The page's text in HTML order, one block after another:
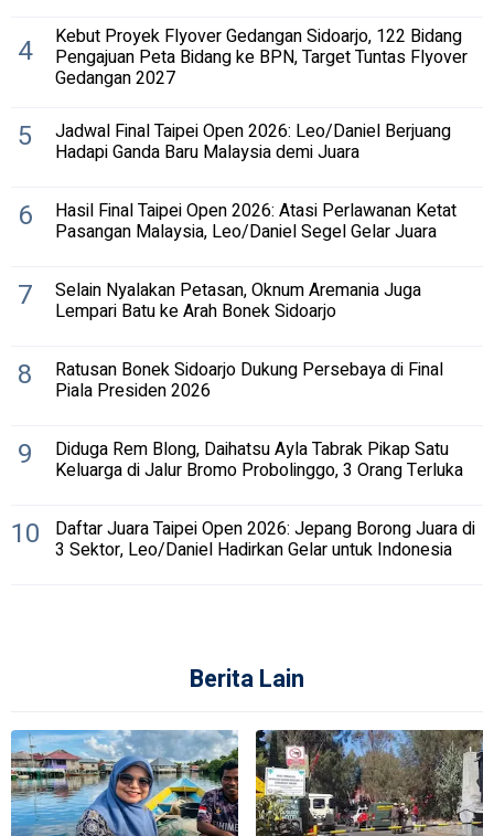
4 Kebut Proyek Flyover Gedangan Sidoarjo, 122 Bidang
Pengajuan Peta Bidang ke BPN, Target Tuntas Flyover
Gedangan 2027
5 Jadwal Final Taipei Open 2026: Leo/Daniel Berjuang
Hadapi Ganda Baru Malaysia demi Juara
6 Hasil Final Taipei Open 2026: Atasi Perlawanan Ketat
Pasangan Malaysia, Leo/Daniel Segel Gelar Juara
7 Selain Nyalakan Petasan, Oknum Aremania Juga
Lempari Batu ke Arah Bonek Sidoarjo
8 Ratusan Bonek Sidoarjo Dukung Persebaya di Final
Piala Presiden 2026
9 Diduga Rem Blong, Daihatsu Ayla Tabrak Pikap Satu
Keluarga di Jalur Bromo Probolinggo, 3 Orang Terluka
10 Daftar Juara Taipei Open 2026: Jepang Borong Juara di
3 Sektor, Leo/Daniel Hadirkan Gelar untuk Indonesia
Berita Lain